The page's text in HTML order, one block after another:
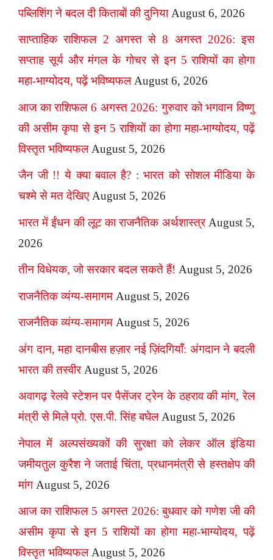
पब्लिशिंग ने बदल दी किताबों की दुनिया August 6, 2026
साप्ताहिक राशिफल 2 अगस्त से 8 अगस्त 2026: इस
सप्ताह सूर्य और मंगल के गोचर से इन 5 राशियों का होगा
महा-भाग्योदय, पढ़ें भविष्यफल August 6, 2026
आज का राशिफल 6 अगस्त 2026: गुरुवार को भगवान विष्णु
की असीम कृपा से इन 5 राशियों का होगा महा-भाग्योदय, पढ़ें
विस्तृत भविष्यफल August 5, 2026
जैन जी !! ये क्या बवाल है? : भारत को सोशल मीडिया के
चश्मे से मत देखिए August 5, 2026
भारत में ईंधन की लूट का राजनैतिक अर्थशास्त्र August 5,
2026
तीन विधेयक, जो सरकार बदल सकते हैं! August 5, 2026
राजनैतिक व्यंग्य-समागम August 5, 2026
राजनैतिक व्यंग्य-समागम August 5, 2026
अंग दान, महा दानबीस हज़ार नई ज़िंदगियाँ: अंगदान ने बदली
भारत की तस्वीर August 5, 2026
अवागढ़ रेलवे स्टेशन पर पैसेंजर ट्रेन के ठहराव की मांग, रेल
मंत्री से मिले प्रो. एस.पी. सिंह बघेल August 5, 2026
नेपाल में अल्पसंख्यकों की सुरक्षा को लेकर ऑल इंडिया
जमीयतुल कुरैश ने जताई चिंता, प्रधानमंत्री से हस्तक्षेप की
मांग August 5, 2026
आज का राशिफल 5 अगस्त 2026: बुधवार को गणेश जी की
असीम कृपा से इन 5 राशियों का होगा महा-भाग्योदय, पढ़ें
विस्तृत भविष्यफल August 5, 2026